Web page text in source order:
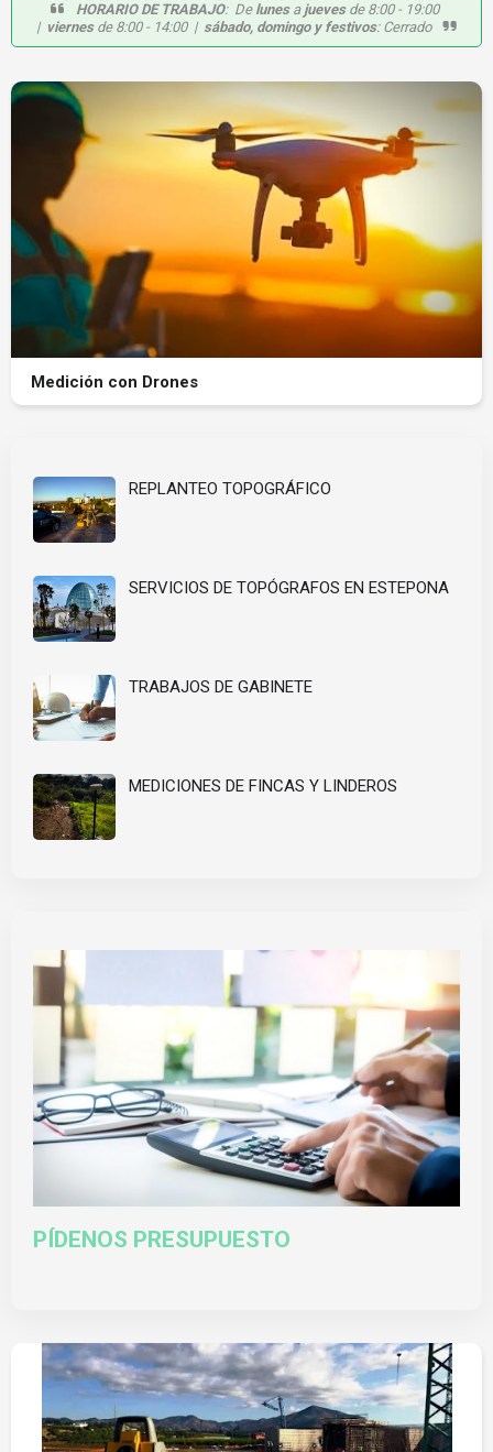
HORARIO DE TRABAJO: De lunesa juevesde 8:00 - 19:00
| viernesde 8:00 - 14:00 | sábado, domingo y festivos: Cerrado
Medición con Drones
REPLANTEO TOPOGRÁFICO
SERVICIOS DE TOPÓGRAFOS EN ESTEPONA
TRABAJOS DE GABINETE
MEDICIONES DE FINCAS Y LINDEROS
PÍDENOS PRESUPUESTO